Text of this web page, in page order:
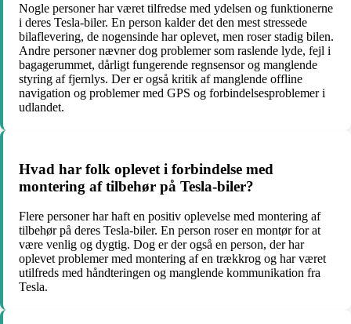
Nogle personer har været tilfredse med ydelsen og funktionerne
i deres Tesla-biler. En person kalder det den mest stressede
bilaflevering, de nogensinde har oplevet, men roser stadig bilen.
Andre personer nævner dog problemer som raslende lyde, fejl i
bagagerummet, dårligt fungerende regnsensor og manglende
styring af fjernlys. Der er også kritik af manglende offline
navigation og problemer med GPS og forbindelsesproblemer i
udlandet.
Hvad har folk oplevet i forbindelse med
montering af tilbehør på Tesla-biler?
Flere personer har haft en positiv oplevelse med montering af
tilbehør på deres Tesla-biler. En person roser en montør for at
være venlig og dygtig. Dog er der også en person, der har
oplevet problemer med montering af en trækkrog og har været
utilfreds med håndteringen og manglende kommunikation fra
Tesla.